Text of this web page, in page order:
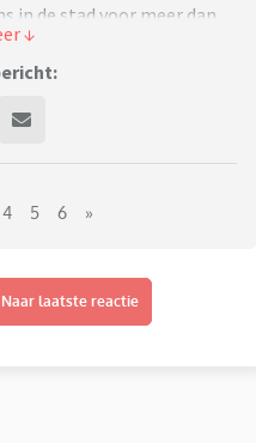
in de stad voor meer dan
Daar komt niks van in.
en waarom hij dat zegt.
hij het een straf vindt als
wil ik dit niet én is
Luzac gaan zal wel
ook heen gaat.
4 5 6 »
Naar laatste reactie